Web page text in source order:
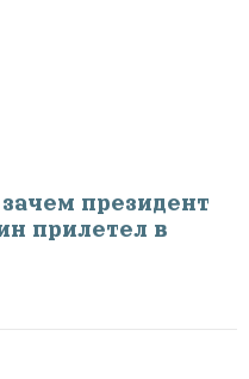
президент
прилетел в